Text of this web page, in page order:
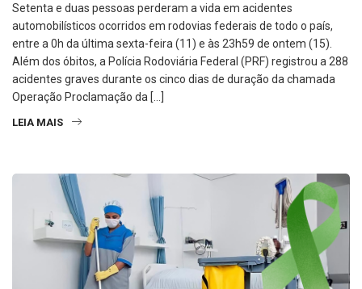
Setenta e duas pessoas perderam a vida em acidentes
automobilísticos ocorridos em rodovias federais de todo o país,
entre a 0h da última sexta-feira (11) e às 23h59 de ontem (15).
Além dos óbitos, a Polícia Rodoviária Federal (PRF) registrou a 288
acidentes graves durante os cinco dias de duração da chamada
Operação Proclamação da […]
LEIA MAIS